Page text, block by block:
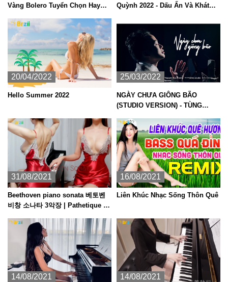
Vàng Bolero Tuyển Chọn Hay
Quỳnh 2022 - Dấu Ấn Và Khát
20/04/2022
Hello Summer 2022
25/03/2022
NGÀY CHƯA GIÔNG BÃO
(STUDIO VERSION) - TÙNG
31/08/2021
Beethoven piano sonata 베토벤
비창 소나타 3악장 | Pathetique ピ
16/08/2021
Liên Khúc Nhạc Sống Thôn Quê
14/08/2021 14/08/2021